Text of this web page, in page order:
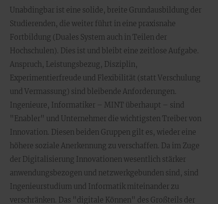
Unabdingbar ist eine solide, breite Grundausbildung der
Studierenden, die weiter führt in eine praxisnahe
Fortbildung (Duales System auch in Teilen der
Hochschulen). Dies ist und bleibt eine zeitlose Aufgabe.
Anspruch, Leistungsbezug, Disziplin,
Experimentierfreude und Flexibilität (statt Verschulung
und Vermassung) sind bleibende Anforderungen.
Ingenieure, Informatiker – MINT überhaupt – sind
"Enabler" und Unternehmer die wichtigsten Treiber von
Innovation. Diesen beiden Gruppen gilt es, wieder eine
höhere soziale Anerkennung zu verschaffen. Da im Zuge
der Digitalisierung Innovationen wesentlich stärker
anwendungsbezogen und netzwerkgebunden sind, sind
Ingenieurstudium und Informatik miteinander zu
verschränken. Das "digitale Können" des Großteils der